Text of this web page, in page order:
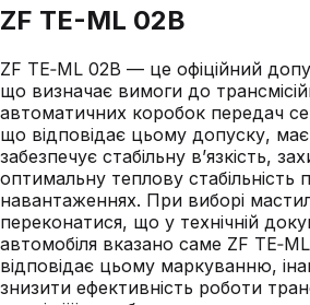
ZF TE-ML 02B
ZF TE‑ML 02B — це офіційний
що визначає вимоги до
автоматичних коробок передач
що відповідає цьому допуску,
забезпечує стабільну в’язкість,
оптимальну теплову стабільність
навантаженнях. При виборі
переконатися, що у технічній
автомобіля вказано саме ZF
відповідає цьому маркуванню,
знизити ефективність роботи